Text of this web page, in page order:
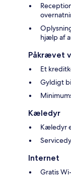
hjælp af
Påkrævet
Et
Gyldigt
Kæledyr
Kæledyr
Internet
Gratis